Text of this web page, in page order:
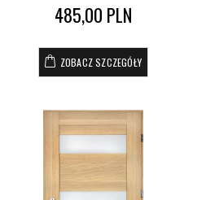
485,00 PLN
ZOBACZ SZCZEGÓŁY